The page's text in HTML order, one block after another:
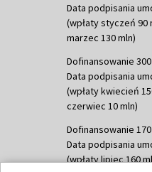
Data podpisania
(wpłaty styczeń 90
marzec 130 mln)
Dofinansowanie 300
Data podpisania
(wpłaty kwiecień
czerwiec 10 mln)
Dofinansowanie 170
Data podpisania
(wpłaty lipiec 160